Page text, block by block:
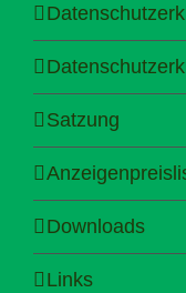
Satzung
Downloads
Links